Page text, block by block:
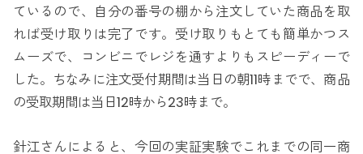
ているので、自分の番号の棚から注文していた商品を取
れば受け取りは完了です。受け取りもとても簡単かつス
ムーズで、コンビニでレジを通すよりもスピーディーで
した。ちなみに注文受付期間は当日の朝11時までで、商品
の受取期間は当日12時から23時まで。
針江さんによると、今回の実証実験でこれまでの同一商